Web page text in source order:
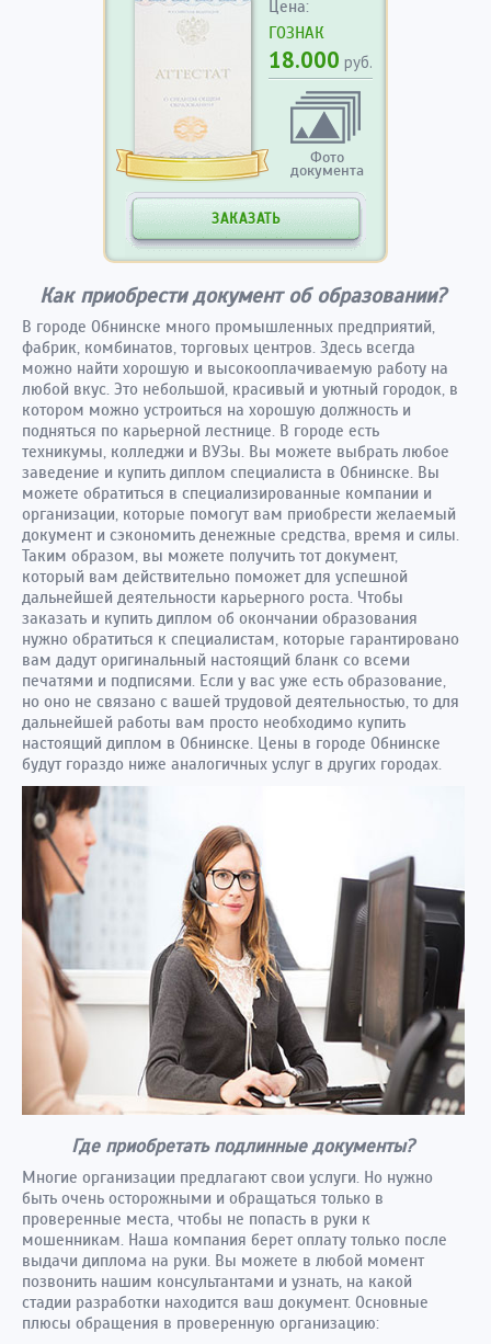
Цена:
ГОЗНАК
18.000 руб.
Фото
документа
ЗАКАЗАТЬ
Как приобрести документ об образовании?
В городе Обнинске много промышленных предприятий,
фабрик, комбинатов, торговых центров. Здесь всегда
можно найти хорошую и высокооплачиваемую работу на
любой вкус. Это небольшой, красивый и уютный городок, в
котором можно устроиться на хорошую должность и
подняться по карьерной лестнице. В городе есть
техникумы, колледжи и ВУЗы. Вы можете выбрать любое
заведение и купить диплом специалиста в Обнинске. Вы
можете обратиться в специализированные компании и
организации, которые помогут вам приобрести желаемый
документ и сэкономить денежные средства, время и силы.
Таким образом, вы можете получить тот документ,
который вам действительно поможет для успешной
дальнейшей деятельности карьерного роста. Чтобы
заказать и купить диплом об окончании образования
нужно обратиться к специалистам, которые гарантировано
вам дадут оригинальный настоящий бланк со всеми
печатями и подписями. Если у вас уже есть образование,
но оно не связано с вашей трудовой деятельностью, то для
дальнейшей работы вам просто необходимо купить
настоящий диплом в Обнинске. Цены в городе Обнинске
будут гораздо ниже аналогичных услуг в других городах.
Где приобретать подлинные документы?
Многие организации предлагают свои услуги. Но нужно
быть очень осторожными и обращаться только в
проверенные места, чтобы не попасть в руки к
мошенникам. Наша компания берет оплату только после
выдачи диплома на руки. Вы можете в любой момент
позвонить нашим консультантами и узнать, на какой
стадии разработки находится ваш документ. Основные
плюсы обращения в проверенную организацию: